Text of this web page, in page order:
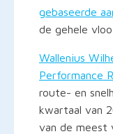
gebaseerde
de gehele
Wallenius
Performance
route- en
kwartaal van
van de meest